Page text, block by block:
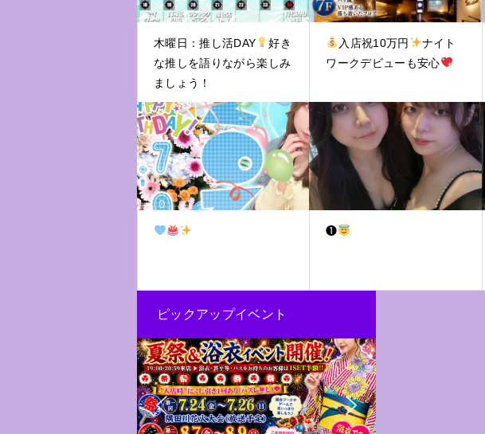
木曜日：推し活DAY
好き
な推しを語りながら楽しみ
ましょう！
入店祝10万円
ナイト
ワークデビューも安心
❶
ピックアップイベント